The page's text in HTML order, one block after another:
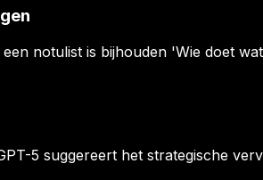
notulist is bijhouden 'Wie doet
5 suggereert het strategische